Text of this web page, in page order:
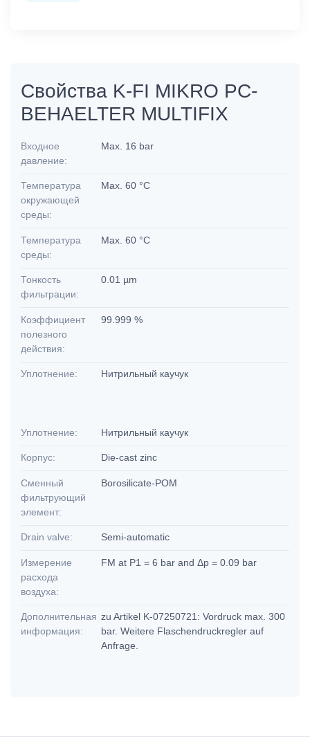
Свойства K-FI MIKRO PC-
BEHAELTER MULTIFIX
Входное
давление:
Max. 16 bar
Температура
окружающей
среды:
Max. 60 °C
Температура
среды:
Max. 60 °C
Тонкость
фильтрации:
0.01 µm
Коэффициент
полезного
действия:
99.999 %
Уплотнение: Нитрильный каучук
Уплотнение: Нитрильный каучук
Корпус: Die-cast zinc
Сменный
фильтрующий
элемент:
Borosilicate-POM
Drain valve: Semi-automatic
Измерение
расхода
воздуха:
FM at P1 = 6 bar and Δp = 0.09 bar
Дополнительная
информация:
zu Artikel K-07250721: Vordruck max. 300
bar. Weitere Flaschendruckregler auf
Anfrage.